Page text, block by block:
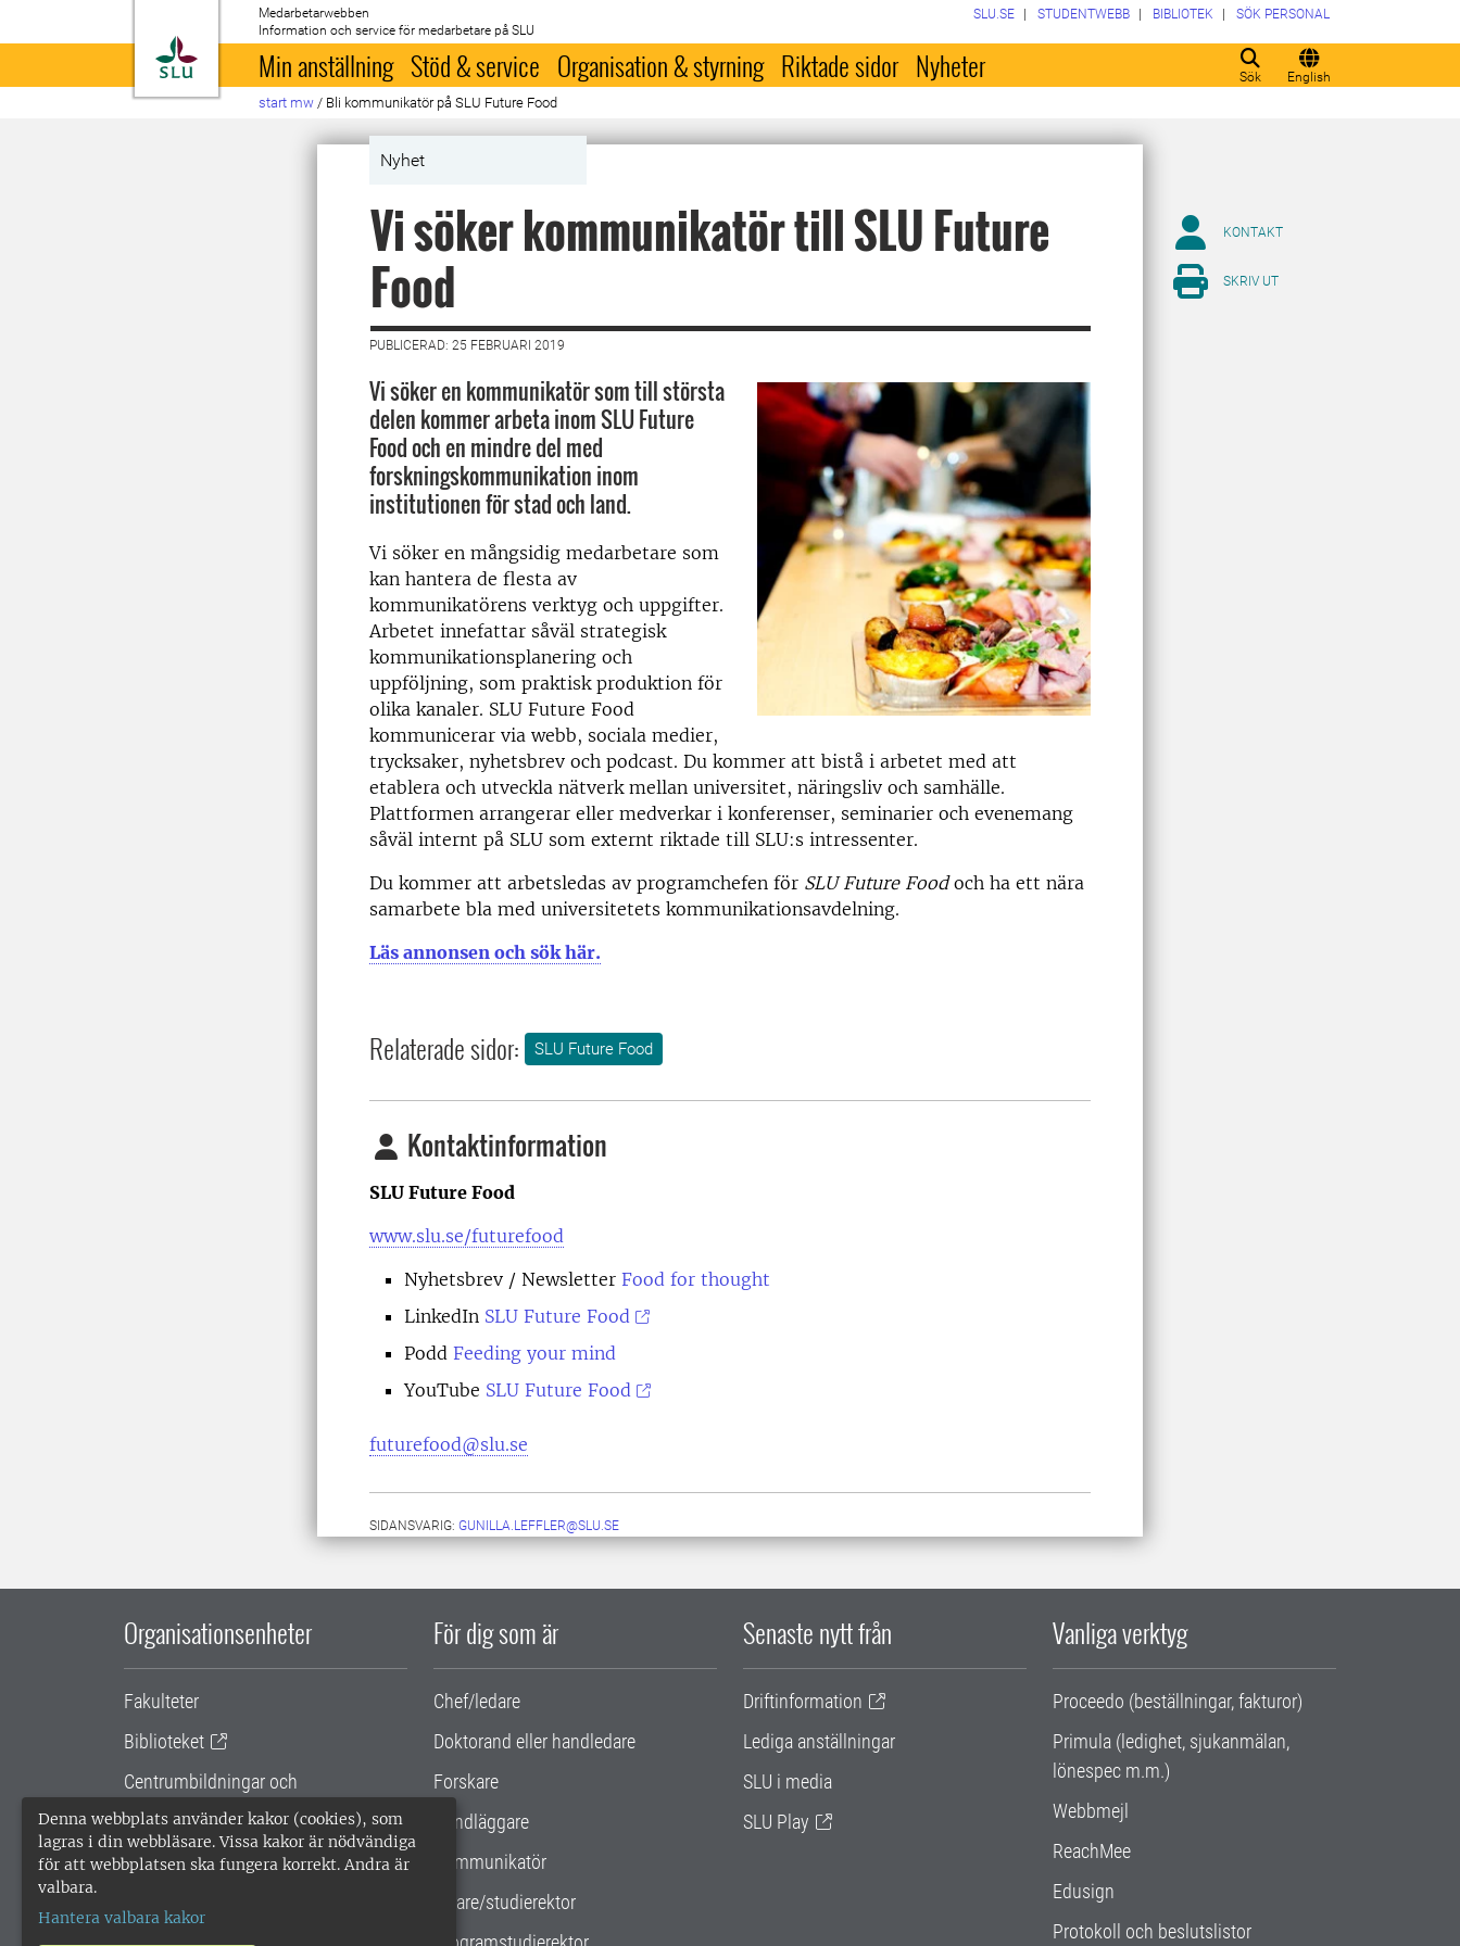
Denna webbplats använder kakor (cookies), som
lagras i din webbläsare. Vissa kakor är nödvändiga
för att webbplatsen ska fungera korrekt. Andra är
valbara.
Hantera valbara kakor
Till startsida
Medarbetarwebben
Information och service för medarbetare på SLU
Sök English
SLU.SE STUDENTWEBB BIBLIOTEK SÖK PERSONAL
Min anställning Stöd & service Organisation & styrning Riktade sidor Nyheter
start mw / Bli kommunikatör på SLU Future Food
Nyhet
Vi söker kommunikatör till SLU Future
Food
PUBLICERAD: 25 FEBRUARI 2019
Vi söker en kommunikatör som till största
delen kommer arbeta inom SLU Future
Food och en mindre del med
forskningskommunikation inom
institutionen för stad och land.
Vi söker en mångsidig medarbetare som
kan hantera de flesta av
kommunikatörens verktyg och uppgifter.
Arbetet innefattar såväl strategisk
kommunikationsplanering och
uppföljning, som praktisk produktion för
olika kanaler. SLU Future Food
kommunicerar via webb, sociala medier,
trycksaker, nyhetsbrev och podcast. Du kommer att bistå i arbetet med att
etablera och utveckla nätverk mellan universitet, näringsliv och samhälle.
Plattformen arrangerar eller medverkar i konferenser, seminarier och evenemang
såväl internt på SLU som externt riktade till SLU:s intressenter.
Du kommer att arbetsledas av programchefen för SLU Future Foodoch ha ett nära
samarbete bla med universitetets kommunikationsavdelning.
Läs annonsen och sök här.
Relaterade sidor: SLU Future Food
Kontaktinformation
SLU Future Food
www.slu.se/futurefood
Nyhetsbrev / Newsletter Food for thought
LinkedIn SLU Future Food
Podd Feeding your mind
YouTube SLU Future Food
futurefood@slu.se
SIDANSVARIG: GUNILLA.LEFFLER@SLU.SE
KONTAKT
SKRIV UT
Organisationsenheter
Fakulteter
Biblioteket
Centrumbildningar och
samarbetsprojekt
Gemensamma verksamhetsstödet
För dig som är
Chef/ledare
Doktorand eller handledare
Forskare
Handläggare
Kommunikatör
Lärare/studierektor
Senaste nytt från
Driftinformation
Lediga anställningar
SLU i media
SLU Play
Vanliga verktyg
Proceedo (beställningar, fakturor)
Primula (ledighet, sjukanmälan,
lönespec m.m.)
Webbmejl
ReachMee
Edusign
Protokoll och beslutslistor